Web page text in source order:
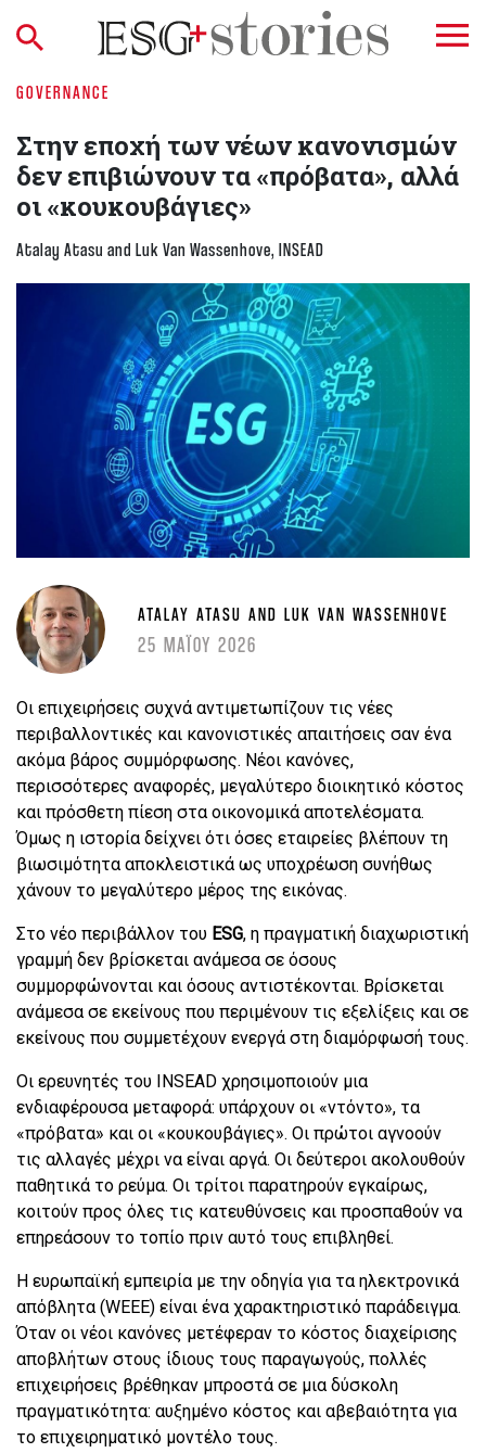
GOVERNANCE
Στην εποχή των νέων κανονισμών
δεν επιβιώνουν τα «πρόβατα», αλλά
οι «κουκουβάγιες»
Atalay Atasu and Luk Van Wassenhove, INSEAD
ATALAY ATASU AND LUK VAN WASSENHOVE
25 ΜΑΪΟΥ 2026
Οι επιχειρήσεις συχνά αντιμετωπίζουν τις νέες
περιβαλλοντικές και κανονιστικές απαιτήσεις σαν ένα
ακόμα βάρος συμμόρφωσης. Νέοι κανόνες,
περισσότερες αναφορές, μεγαλύτερο διοικητικό κόστος
και πρόσθετη πίεση στα οικονομικά αποτελέσματα.
Όμως η ιστορία δείχνει ότι όσες εταιρείες βλέπουν τη
βιωσιμότητα αποκλειστικά ως υποχρέωση συνήθως
χάνουν το μεγαλύτερο μέρος της εικόνας.
Στο νέο περιβάλλον του ESG, η πραγματική διαχωριστική
γραμμή δεν βρίσκεται ανάμεσα σε όσους
συμμορφώνονται και όσους αντιστέκονται. Βρίσκεται
ανάμεσα σε εκείνους που περιμένουν τις εξελίξεις και σε
εκείνους που συμμετέχουν ενεργά στη διαμόρφωσή τους.
Οι ερευνητές του INSEAD χρησιμοποιούν μια
ενδιαφέρουσα μεταφορά: υπάρχουν οι «ντόντο», τα
«πρόβατα» και οι «κουκουβάγιες». Οι πρώτοι αγνοούν
τις αλλαγές μέχρι να είναι αργά. Οι δεύτεροι ακολουθούν
παθητικά το ρεύμα. Οι τρίτοι παρατηρούν εγκαίρως,
κοιτούν προς όλες τις κατευθύνσεις και προσπαθούν να
επηρεάσουν το τοπίο πριν αυτό τους επιβληθεί.
Η ευρωπαϊκή εμπειρία με την οδηγία για τα ηλεκτρονικά
απόβλητα (WEEE) είναι ένα χαρακτηριστικό παράδειγμα.
Όταν οι νέοι κανόνες μετέφεραν το κόστος διαχείρισης
αποβλήτων στους ίδιους τους παραγωγούς, πολλές
επιχειρήσεις βρέθηκαν μπροστά σε μια δύσκολη
πραγματικότητα: αυξημένο κόστος και αβεβαιότητα για
το επιχειρηματικό μοντέλο τους.